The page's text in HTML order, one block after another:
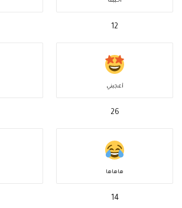
أحببته
12
أعجبني
26
هاهاها
14